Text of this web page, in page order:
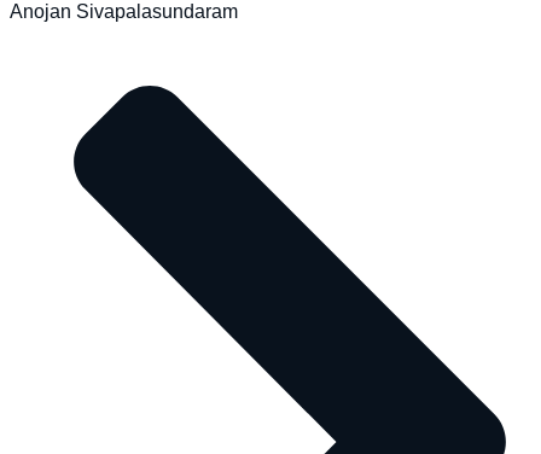
Anojan Sivapalasundaram